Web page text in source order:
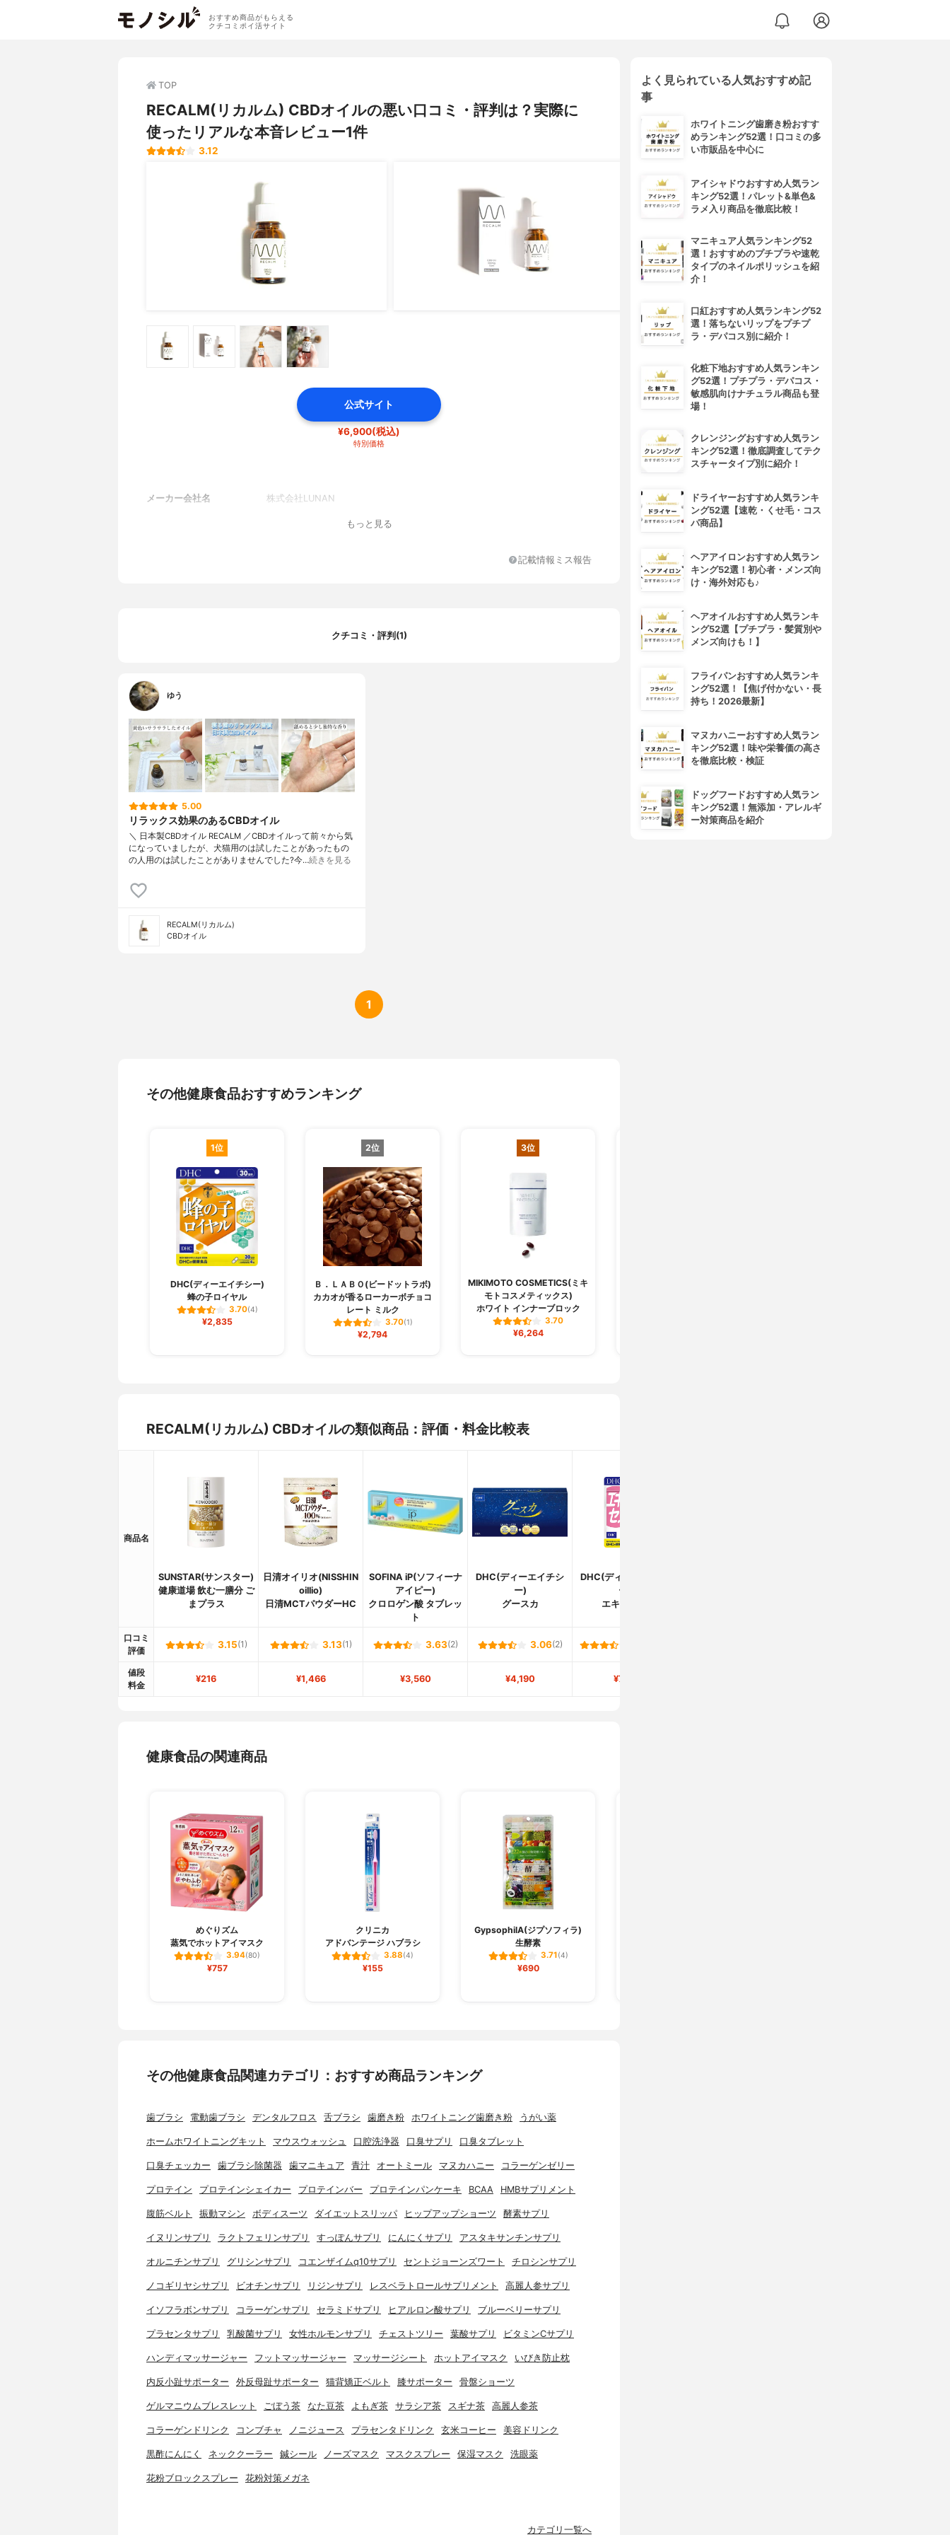
おすすめ商品がもらえる
クチコミポイ活サイト
TOP
RECALM(リカルム) CBDオイルの悪い口コミ・評判は？実際に
使ったリアルな本音レビュー1件
3.12
公式サイト
¥6,900(税込)
特別価格
メーカー会社名 株式会社LUNAN
もっと見る
記載情報ミス報告
クチコミ・評判(1)
ゆう
5.00
リラックス効果のあるCBDオイル
＼ 日本製CBDオイル RECALM ／CBDオイルって前々から気
になっていましたが、犬猫用のは試したことがあったもの
の人用のは試したことがありませんでした?今…続きを見る
RECALM(リカルム)
CBDオイル
1
その他健康食品おすすめランキング
1位
DHC(ディーエイチシー)
蜂の子ロイヤル
3.70(4)
¥2,835
2位
Ｂ．ＬＡＢＯ(ビードットラボ)
カカオが香るローカーボチョコ
レート ミルク
3.70(1)
¥2,794
3位
MIKIMOTO COSMETICS(ミキ
モトコスメティックス)
ホワイト インナーブロック
3.70
¥6,264
RECALM(リカルム) CBDオイルの類似商品：評価・料金比較表
商品名
SUNSTAR(サンスター)
健康道場 飲む一膳分 ご
まプラス
日清オイリオ(NISSHIN
oillio)
日清MCTパウダーHC
SOFINA iP(ソフィーナ
アイピー)
クロロゲン酸 タブレッ
ト
DHC(ディーエイチシ
ー)
グースカ
DHC(ディーエイチシ
ー)
エキナセア
口コミ
評価
3.15(1) 3.13(1) 3.63(2) 3.06(2)
値段
料金
¥216 ¥1,466 ¥3,560 ¥4,190 ¥729
健康食品の関連商品
めぐりズム
蒸気でホットアイマスク
3.94(80)
¥757
クリニカ
アドバンテージ ハブラシ
3.88(4)
¥155
GypsophilA(ジプソフィラ)
生酵素
3.71(4)
¥690
その他健康食品関連カテゴリ：おすすめ商品ランキング
歯ブラシ 電動歯ブラシ デンタルフロス 舌ブラシ 歯磨き粉 ホワイトニング歯磨き粉 うがい薬
ホームホワイトニングキット マウスウォッシュ 口腔洗浄器 口臭サプリ 口臭タブレット
口臭チェッカー 歯ブラシ除菌器 歯マニキュア 青汁 オートミール マヌカハニー コラーゲンゼリー
プロテイン プロテインシェイカー プロテインバー プロテインパンケーキ BCAA HMBサプリメント
腹筋ベルト 振動マシン ボディスーツ ダイエットスリッパ ヒップアップショーツ 酵素サプリ
イヌリンサプリ ラクトフェリンサプリ すっぽんサプリ にんにくサプリ アスタキサンチンサプリ
オルニチンサプリ グリシンサプリ コエンザイムq10サプリ セントジョーンズワート チロシンサプリ
ノコギリヤシサプリ ビオチンサプリ リジンサプリ レスベラトロールサプリメント 高麗人参サプリ
イソフラボンサプリ コラーゲンサプリ セラミドサプリ ヒアルロン酸サプリ ブルーベリーサプリ
プラセンタサプリ 乳酸菌サプリ 女性ホルモンサプリ チェストツリー 葉酸サプリ ビタミンCサプリ
ハンディマッサージャー フットマッサージャー マッサージシート ホットアイマスク いびき防止枕
内反小趾サポーター 外反母趾サポーター 猫背矯正ベルト 膝サポーター 骨盤ショーツ
ゲルマニウムブレスレット ごぼう茶 なた豆茶 よもぎ茶 サラシア茶 スギナ茶 高麗人参茶
コラーゲンドリンク コンブチャ ノニジュース プラセンタドリンク 玄米コーヒー 美容ドリンク
黒酢にんにく ネッククーラー 鍼シール ノーズマスク マスクスプレー 保湿マスク 洗眼薬
花粉ブロックスプレー 花粉対策メガネ
カテゴリ一覧へ
よく見られている人気おすすめ記
事
ホワイトニング歯磨き粉おすす
めランキング52選！口コミの多
い市販品を中心に
アイシャドウおすすめ人気ラン
キング52選！パレット&単色&
ラメ入り商品を徹底比較！
マニキュア人気ランキング52
選！おすすめのプチプラや速乾
タイプのネイルポリッシュを紹
介！
口紅おすすめ人気ランキング52
選！落ちないリップをプチプ
ラ・デパコス別に紹介！
化粧下地おすすめ人気ランキン
グ52選！プチプラ・デパコス・
敏感肌向けナチュラル商品も登
場！
クレンジングおすすめ人気ラン
キング52選！徹底調査してテク
スチャータイプ別に紹介！
ドライヤーおすすめ人気ランキ
ング52選【速乾・くせ毛・コス
パ商品】
ヘアアイロンおすすめ人気ラン
キング52選！初心者・メンズ向
け・海外対応も♪
ヘアオイルおすすめ人気ランキ
ング52選【プチプラ・髪質別や
メンズ向けも！】
フライパンおすすめ人気ランキ
ング52選！【焦げ付かない・長
持ち！2026最新】
マヌカハニーおすすめ人気ラン
キング52選！味や栄養価の高さ
を徹底比較・検証
ドッグフードおすすめ人気ラン
キング52選！無添加・アレルギ
ー対策商品を紹介